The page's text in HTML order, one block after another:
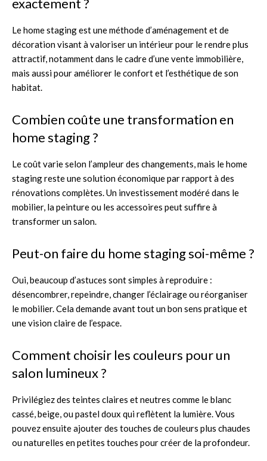
exactement ?
Le home staging est une méthode d’aménagement et de
décoration visant à valoriser un intérieur pour le rendre plus
attractif, notamment dans le cadre d’une vente immobilière,
mais aussi pour améliorer le confort et l’esthétique de son
habitat.
Combien coûte une transformation en
home staging ?
Le coût varie selon l’ampleur des changements, mais le home
staging reste une solution économique par rapport à des
rénovations complètes. Un investissement modéré dans le
mobilier, la peinture ou les accessoires peut suffire à
transformer un salon.
Peut-on faire du home staging soi-même ?
Oui, beaucoup d’astuces sont simples à reproduire :
désencombrer, repeindre, changer l’éclairage ou réorganiser
le mobilier. Cela demande avant tout un bon sens pratique et
une vision claire de l’espace.
Comment choisir les couleurs pour un
salon lumineux ?
Privilégiez des teintes claires et neutres comme le blanc
cassé, beige, ou pastel doux qui reflètent la lumière. Vous
pouvez ensuite ajouter des touches de couleurs plus chaudes
ou naturelles en petites touches pour créer de la profondeur.